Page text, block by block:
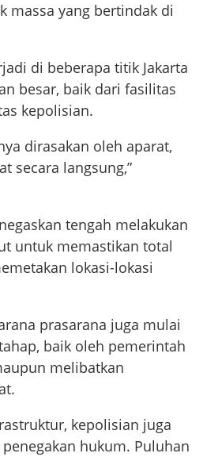
massa yang bertindak di
di beberapa titik Jakarta
besar, baik dari fasilitas
kepolisian.
dirasakan oleh aparat,
secara langsung,”
tengah melakukan
untuk memastikan total
lokasi-lokasi
prasarana juga mulai
baik oleh pemerintah
melibatkan
kepolisian juga
hukum. Puluhan